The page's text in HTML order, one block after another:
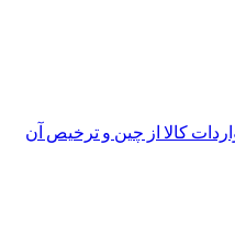
کالا از چین و ترخیص آن